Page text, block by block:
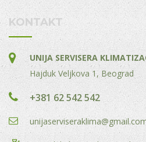
KONTAKT
UNIJA SERVISERA
Hajduk Veljkova 1, Beograd
+381 62 542 542